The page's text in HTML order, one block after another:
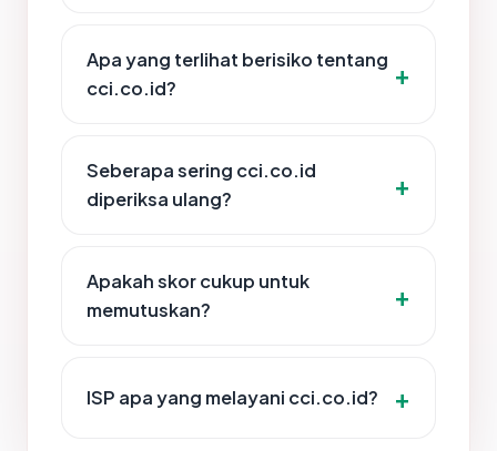
Apa yang terlihat berisiko tentang
cci.co.id?
Seberapa sering cci.co.id
diperiksa ulang?
Apakah skor cukup untuk
memutuskan?
ISP apa yang melayani cci.co.id?